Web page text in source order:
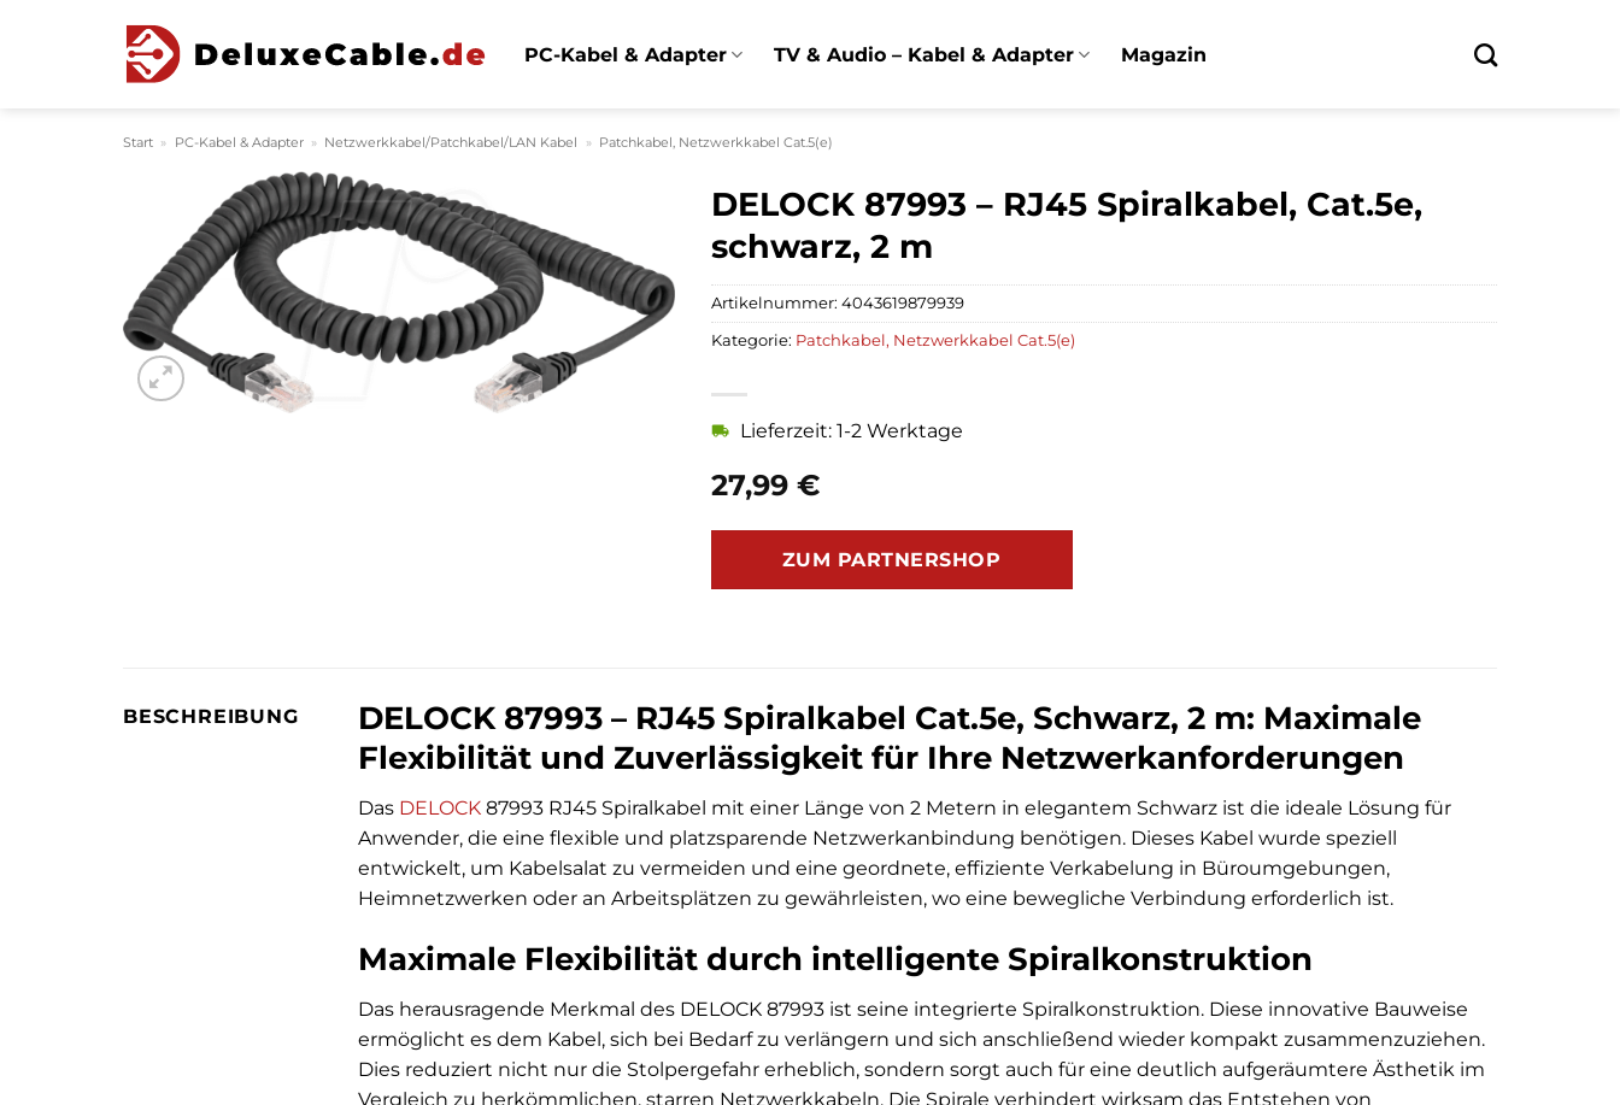
PC-Kabel & Adapter TV & Audio – Kabel & Adapter Magazin
Start » PC-Kabel & Adapter » Netzwerkkabel/Patchkabel/LAN Kabel » Patchkabel, Netzwerkkabel Cat.5(e)
DELOCK 87993 – RJ45 Spiralkabel, Cat.5e,
schwarz, 2 m
27,99 €
Lieferzeit: 1-2 Werktage
ZUM PARTNERSHOP
Artikelnummer: 4043619879939
Kategorie: Patchkabel, Netzwerkkabel Cat.5(e)
BESCHREIBUNG
DELOCK 87993 – RJ45 Spiralkabel Cat.5e, Schwarz, 2 m: Maximale
Flexibilität und Zuverlässigkeit für Ihre Netzwerkanforderungen
Das DELOCK 87993 RJ45 Spiralkabel mit einer Länge von 2 Metern in elegantem Schwarz ist die ideale Lösung für
Anwender, die eine flexible und platzsparende Netzwerkanbindung benötigen. Dieses Kabel wurde speziell
entwickelt, um Kabelsalat zu vermeiden und eine geordnete, effiziente Verkabelung in Büroumgebungen,
Heimnetzwerken oder an Arbeitsplätzen zu gewährleisten, wo eine bewegliche Verbindung erforderlich ist.
Maximale Flexibilität durch intelligente Spiralkonstruktion
Das herausragende Merkmal des DELOCK 87993 ist seine integrierte Spiralkonstruktion. Diese innovative Bauweise
ermöglicht es dem Kabel, sich bei Bedarf zu verlängern und sich anschließend wieder kompakt zusammenzuziehen.
Dies reduziert nicht nur die Stolpergefahr erheblich, sondern sorgt auch für eine deutlich aufgeräumtere Ästhetik im
Vergleich zu herkömmlichen, starren Netzwerkkabeln. Die Spirale verhindert wirksam das Entstehen von